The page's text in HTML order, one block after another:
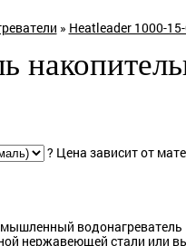
» Heatleader 1000-
? Цена зависит от
водонагреватель
нержавеющей стали или